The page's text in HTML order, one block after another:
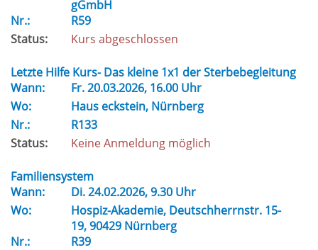
gGmbH
Nr.:
R59
Status:
Kurs abgeschlossen
Letzte Hilfe Kurs- Das kleine 1x1 der Sterbebegleitung
Wann:
Fr.20.03.2026, 16.00 Uhr
Wo:
Haus eckstein, Nürnberg
Nr.:
R133
Status:
Keine Anmeldung möglich
Familiensystem
Wann:
Di.24.02.2026, 9.30 Uhr
Wo:
Hospiz-Akademie, Deutschherrnstr. 15-
19, 90429 Nürnberg
Nr.:
R39